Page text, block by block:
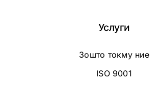
Услуги
Зошто токму ние
ISO 9001